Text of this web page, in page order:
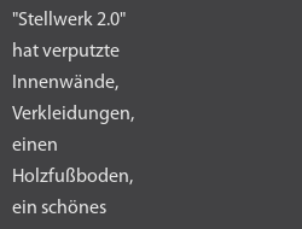
"Stellwerk 2.0"
hat verputzte
Innenwände,
Verkleidungen,
einen
Holzfußboden,
ein schönes